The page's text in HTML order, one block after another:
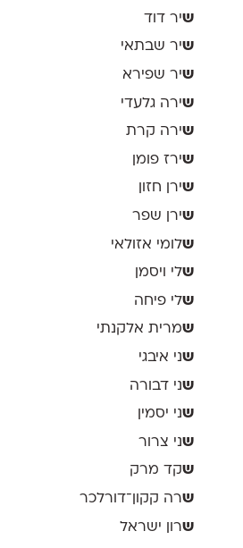
שיר דוד
שיר שבתאי
שיר שפירא
שירה גלעדי
שירה קרת
שירז פומן
שירן חזון
שירן שפר
שלומי אזולאי
שלי ויסמן
שלי פיחה
שמרית אלקנתי
שני איבגי
שני דבורה
שני יסמין
שני צרור
שקד מרק
שרה קקון־דורלכר
שרון ישראל